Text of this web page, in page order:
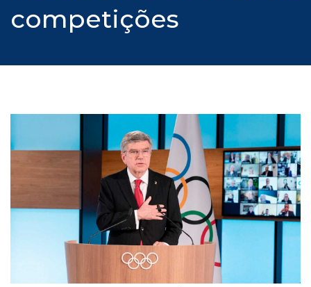
competições